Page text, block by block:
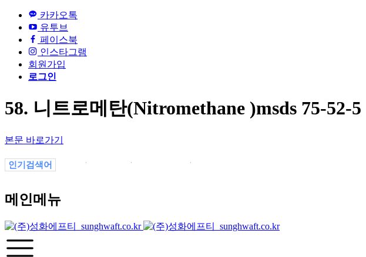
카카오톡
유투브
페이스북
인스타그램
회원가입
로그인
58. 니트로메탄(Nitromethane )msds 75-52-
본문 바로가기
인기검색어
메인메뉴